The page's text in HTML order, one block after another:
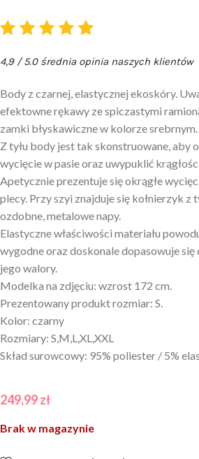
4,9 / 5.0 średnia opinia naszych klientów
Body z czarnej, elastycznej ekoskóry.
efektowne rękawy ze spiczastymi
zamki błyskawiczne w kolorze srebrnym.
Z tyłu body jest tak skonstruowane, aby
wycięcie w pasie oraz uwypuklić
Apetycznie prezentuje się okrągłe
plecy. Przy szyi znajduje się kołnierzyk z
ozdobne, metalowe napy.
Elastyczne właściwości materiału
wygodne oraz doskonale dopasowuje się
jego walory.
Modelka na zdjęciu: wzrost 172 cm.
Prezentowany produkt rozmiar: S.
Kolor: czarny
Rozmiary: S,M,L,XL,XXL
Skład surowcowy: 95% poliester / 5%
249,99zł
Brak w magazynie